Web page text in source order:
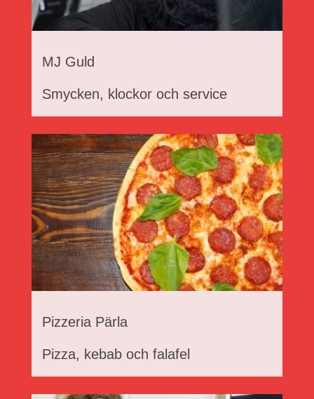
MJ Guld
Smycken, klockor och service
Pizzeria Pärla
Pizza, kebab och falafel